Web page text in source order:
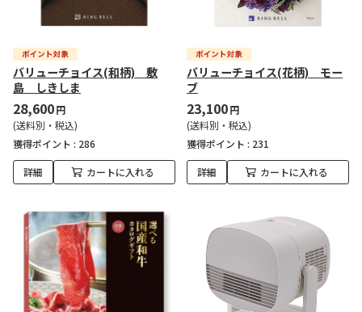
バリューチョイス(和柄) 敷
島 しきしま
28,600円
(送料別・税込)
獲得ポイント : 286
詳細 カートに入れる
バリューチョイス(花柄) モー
ブ
23,100円
(送料別・税込)
獲得ポイント : 231
詳細 カートに入れる